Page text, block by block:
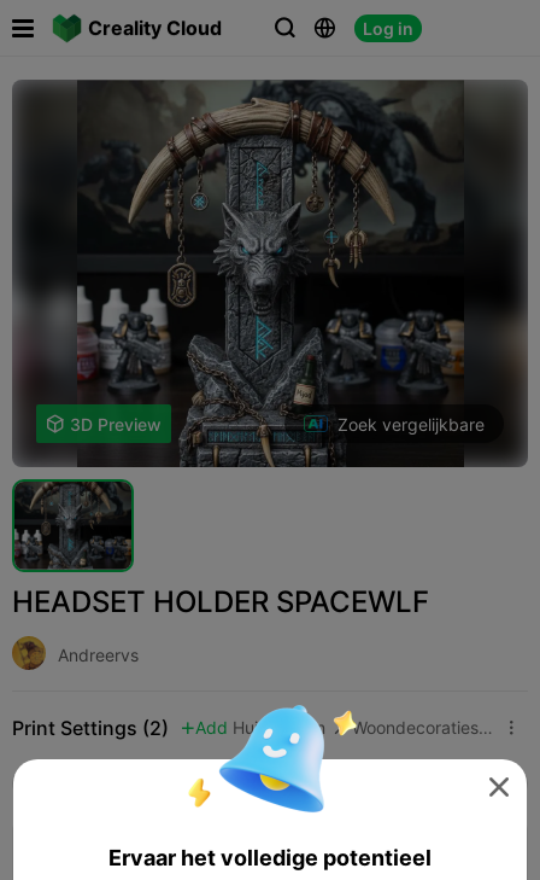
Creality Cloud   Log in
 
 3D Preview Zoek vergelijkbare
HEADSET HOLDER SPACEWLF
Andreervs
Print Settings (2)  Add Huishouden  Woondecoraties & ornamenten 
K2 Plus K2 Pro
0.2mm layer, 2 walls, 15% infill

Ervaar het volledige potentieel